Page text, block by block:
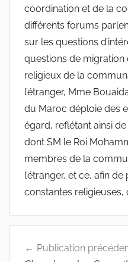
coordination et de la
différents forums
sur les questions
questions de migration
religieux de la
l’étranger, Mme
du Maroc déploie des
égard, reflétant ainsi
dont SM le Roi
membres de la
l’étranger, et ce, afin
constantes
de
Publication